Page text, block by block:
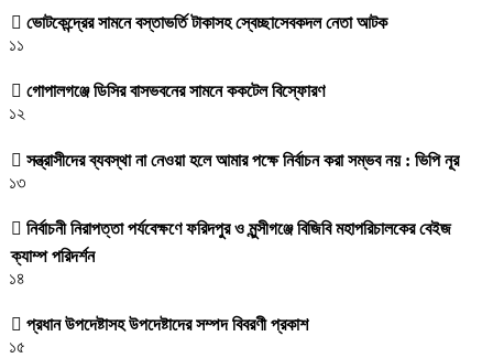
ভোটকেন্দ্রের সামনে বস্তাভর্তি টাকাসহ স্বেচ্ছাসেবকদল নেতা আটক
১১
গোপালগঞ্জে ডিসির বাসভবনের সামনে ককটেল বিস্ফোরণ
১২
সন্ত্রাসীদের ব্যবস্থা না নেওয়া হলে আমার পক্ষে নির্বাচন করা সম্ভব নয় : ভিপি নূর
১৩
নির্বাচনী নিরাপত্তা পর্যবেক্ষণে ফরিদপুর ও মুন্সীগঞ্জে বিজিবি মহাপরিচালকের বেইজ
ক্যাম্প পরিদর্শন
১৪
প্রধান উপদেষ্টাসহ উপদেষ্টাদের সম্পদ বিবরণী প্রকাশ
১৫